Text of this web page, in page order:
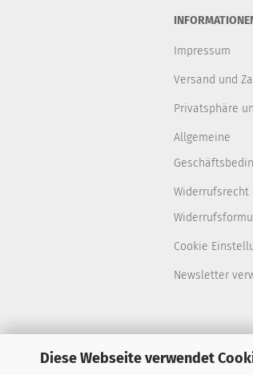
Diese Webseite verwendet
Impressum
Versand und
Privatsphäre
Allgemeine
Widerrufsrecht
Cookie
Newsletter